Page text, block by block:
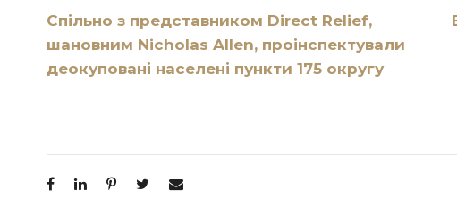
Спільно з представником Direct Relief,
шановним Nicholas Allen, проінспектували
деокуповані населені пункти 175 округу